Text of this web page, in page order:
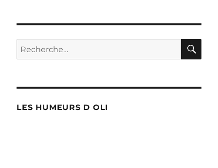
plante
étudiants
Recherche
pour :
LES HUMEURS D OLI